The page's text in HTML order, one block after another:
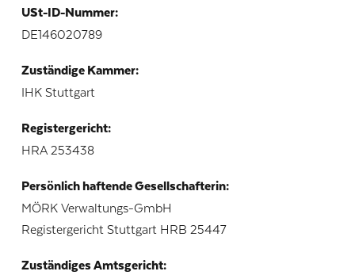
USt-ID-Nummer:
DE146020789
Zuständige Kammer:
IHK Stuttgart
Registergericht:
HRA 253438
Persönlich haftende Gesellschafterin:
MÖRK Verwaltungs-GmbH
Registergericht Stuttgart HRB 25447
Zuständiges Amtsgericht: